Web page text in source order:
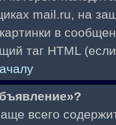
mail.ru, на
в
таг HTML
всего